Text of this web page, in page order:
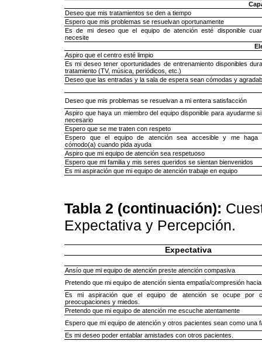
Deseo que mis tratamientos se den a tiempo
Espero que mis problemas se resuelvan oportunamente
Es de mi deseo que el equipo de atención esté disponible
necesite
Aspiro que el centro esté limpio
Es mi deseo tener oportunidades de entrenamiento disponibles
tratamiento (TV, música, periódicos, etc.)
Deseo que las entradas y la sala de espera sean cómodas y
Deseo que mis problemas se resuelvan a mi entera satisfacción
Aspiro que haya un miembro del equipo disponible para ayudarme
necesario
Espero que se me traten con respeto
Espero que el equipo de atención sea accesible y me haga
cómodo(a) cuando pida ayuda
Aspiro que mi equipo de atención sea respetuoso
Espero que mi familia y mis seres queridos se sientan bienvenidos
Es mi aspiración que mi equipo de atención trabaje en equipo
Tabla 2 (continuación):
Expectativa y Percepción.
Expectativa
Ansío que mi equipo de atención preste atención compasiva
Pretendo que mi equipo de atención sienta empatía/compresión
Es mi aspiración que el equipo de atención se ocupe por
preocupaciones y miedos.
Pretendo que mi equipo de atención me escuche atentamente
Espero que mi equipo de atención y otros pacientes sean como una
Es mi deseo poder entablar amistades con otros pacientes.